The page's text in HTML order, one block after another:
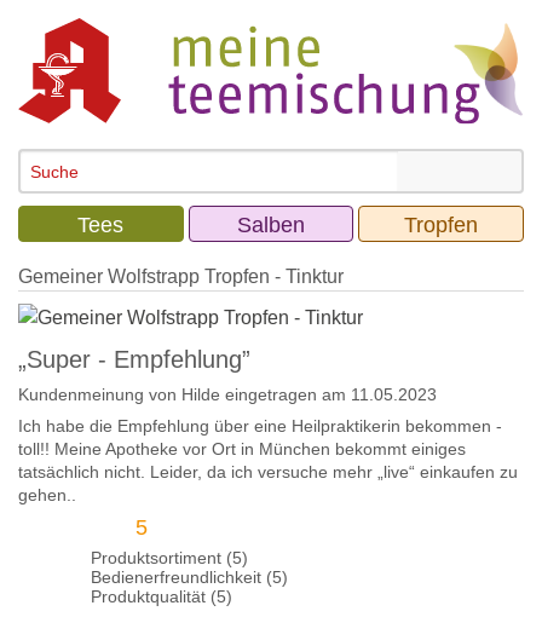
Tees Salben Tropfen
Gemeiner Wolfstrapp Tropfen - Tinktur
„Super - Empfehlung”
Kundenmeinung von Hilde eingetragen am 11.05.2023
Ich habe die Empfehlung über eine Heilpraktikerin bekommen -
toll!! Meine Apotheke vor Ort in München bekommt einiges
tatsächlich nicht. Leider, da ich versuche mehr „live“ einkaufen zu
gehen..
5
Produktsortiment (5)
Bedienerfreundlichkeit (5)
Produktqualität (5)